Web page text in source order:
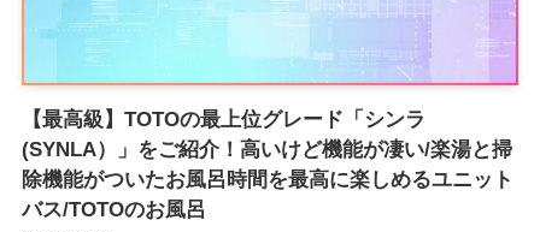
【最高級】TOTOの最上位グレード「シンラ
(SYNLA）」をご紹介！高いけど機能が凄い/楽湯と掃
除機能がついたお風呂時間を最高に楽しめるユニット
バス/TOTOのお風呂